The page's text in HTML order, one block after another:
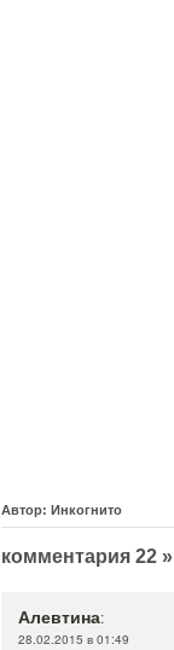
Автор: Инкогнито
комментария 22 »
Алевтина:
28.02.2015 в 01:49